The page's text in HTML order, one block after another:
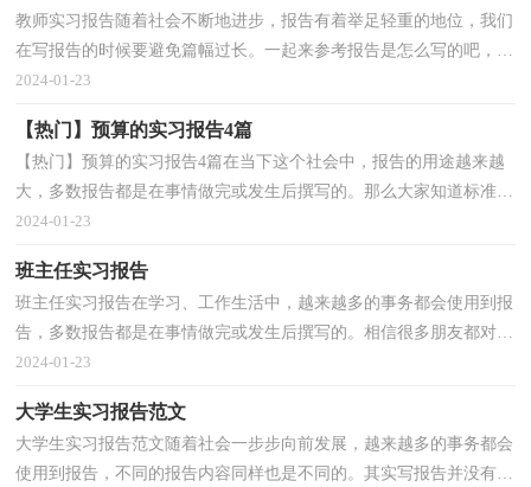
教师实习报告随着社会不断地进步，报告有着举足轻重的地位，我们
在写报告的时候要避免篇幅过长。一起来参考报告是怎么写的吧，以
下是小编整理的教师实习报告，希望能够帮助到大家。...
2024-01-23
【热门】预算的实习报告4篇
【热门】预算的实习报告4篇在当下这个社会中，报告的用途越来越
大，多数报告都是在事情做完或发生后撰写的。那么大家知道标准正
式的报告格式吗？以下是小编帮大家整理的预算的实...
2024-01-23
班主任实习报告
班主任实习报告在学习、工作生活中，越来越多的事务都会使用到报
告，多数报告都是在事情做完或发生后撰写的。相信很多朋友都对写
报告感到非常苦恼吧，以下是小编为大家整理的班主...
2024-01-23
大学生实习报告范文
大学生实习报告范文随着社会一步步向前发展，越来越多的事务都会
使用到报告，不同的报告内容同样也是不同的。其实写报告并没有想